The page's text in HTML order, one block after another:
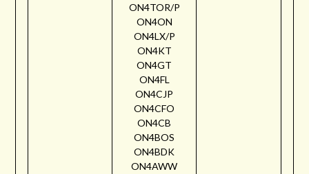
ON4TOR/P
ON4ON
ON4LX/P
ON4KT
ON4GT
ON4FL
ON4CJP
ON4CFO
ON4CB
ON4BOS
ON4BDK
ON4AWW